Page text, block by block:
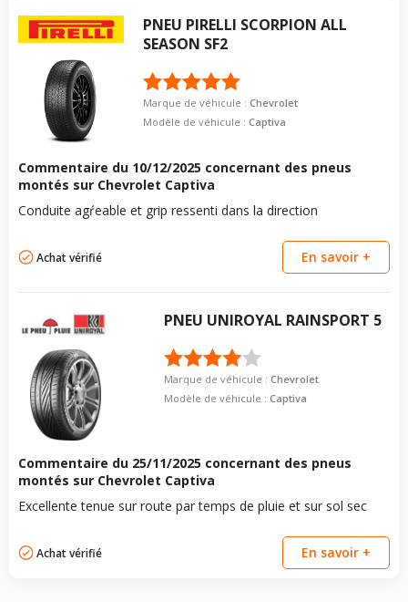
PNEU PIRELLI SCORPION ALL
SEASON SF2
Marque de véhicule : Chevrolet
Modèle de véhicule : Captiva
Commentaire du 10/12/2025 concernant des pneus
montés sur Chevrolet Captiva
Conduite agŕeable et grip ressenti dans la direction
Achat vérifié En savoir +
PNEU UNIROYAL RAINSPORT 5
Marque de véhicule : Chevrolet
Modèle de véhicule : Captiva
Commentaire du 25/11/2025 concernant des pneus
montés sur Chevrolet Captiva
Excellente tenue sur route par temps de pluie et sur sol sec
Achat vérifié En savoir +